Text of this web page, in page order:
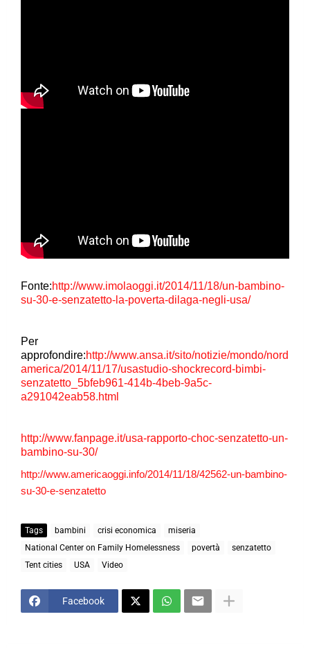
Fonte:http://www.imolaoggi.it/2014/11/18/un-bambino-
su-30-e-senzatetto-la-poverta-dilaga-negli-usa/
Per
approfondire:http://www.ansa.it/sito/notizie/mondo/nord
america/2014/11/17/usastudio-shockrecord-bimbi-
senzatetto_5bfeb961-414b-4beb-9a5c-
a291042eab58.html
http://www.fanpage.it/usa-rapporto-choc-senzatetto-un-
bambino-su-30/
http://www.americaoggi.info/2014/11/18/42562-un-bambino-
su-30-e-senzatetto
Tags bambini crisi economica
miseria
National Center on Family Homelessness
povertà
senzatetto
Tent cities
USA Video
Facebook